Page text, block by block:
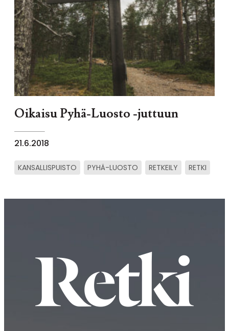
Oikaisu Pyhä-Luosto -juttuun
21.6.2018
KANSALLISPUISTO PYHÄ-LUOSTO RETKEILY RETKI